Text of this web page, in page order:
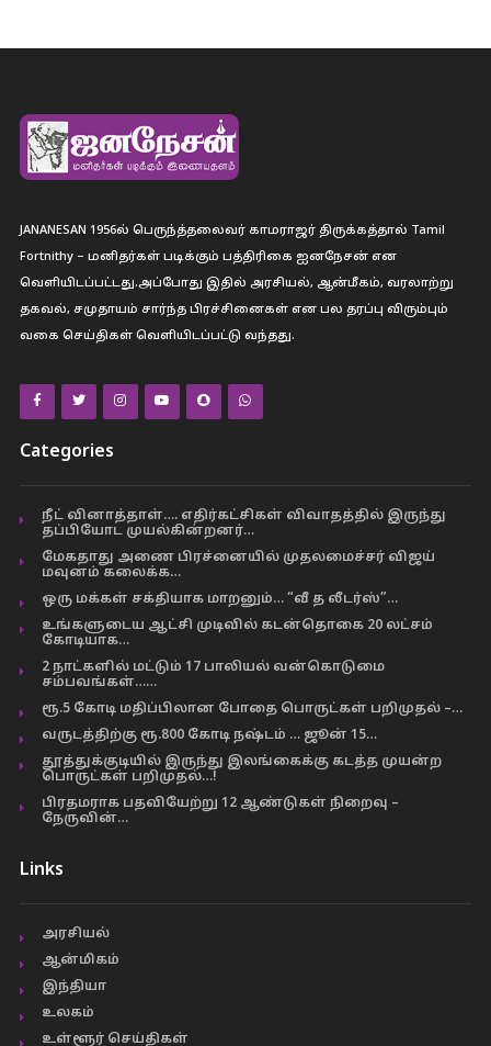
JANANESAN 1956ல் பெருந்த்தலைவர் காமராஜர் திருக்கத்தால் Tamil
Fortnithy – மனிதர்கள் படிக்கும் பத்திரிகை ஐனநேசன் என
வெளியிடப்பட்டது.அப்போது இதில் அரசியல், ஆன்மீகம், வரலாற்று
தகவல், சமுதாயம் சார்ந்த பிரச்சினைகள் என பல தரப்பு விரும்பும்
வகை செய்திகள் வெளியிடப்பட்டு வந்தது.
Categories
நீட் வினாத்தாள்…. எதிர்கட்சிகள் விவாதத்தில் இருந்து
தப்பியோட முயல்கின்றனர்…
மேகதாது அணை பிரச்னையில் முதலமைச்சர் விஜய்
மவுனம் கலைக்க…
ஒரு மக்கள் சக்தியாக மாறனும்… “வீ த லீடர்ஸ்”…
உங்களுடைய ஆட்சி முடிவில் கடன்தொகை 20 லட்சம்
கோடியாக…
2 நாட்களில் மட்டும் 17 பாலியல் வன்கொடுமை
சம்பவங்கள்……
ரூ.5 கோடி மதிப்பிலான போதை பொருட்கள் பறிமுதல் –…
வருடத்திற்கு ரூ.800 கோடி நஷ்டம் … ஜூன் 15…
தூத்துக்குடியில் இருந்து இலங்கைக்கு கடத்த முயன்ற
பொருட்கள் பறிமுதல்…!
பிரதமராக பதவியேற்று 12 ஆண்டுகள் நிறைவு –
நேருவின்…
Links
அரசியல்
ஆன்மிகம்
இந்தியா
உலகம்
உள்ளூர் செய்திகள்